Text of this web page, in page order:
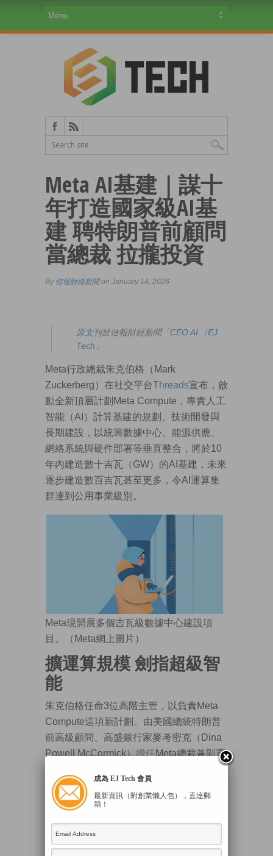
Meta AI基建｜謀十
年打造國家級AI基
建 聘特朗普前顧問
當總裁 拉攏投資
By 信報財經新聞on January 14, 2026
原文刊於信報財經新聞「CEO AI⎹ EJ
Tech 」
Meta行政總裁朱克伯格（Mark
Zuckerberg）在社交平台Threads宣布，啟
動全新頂層計劃Meta Compute，專責人工
智能（AI）計算基建的規劃、技術開發與
長期建設，以統籌數據中心、能源供應、
網絡系統與硬件部署等垂直整合，將於10
年內建造數十吉瓦（GW）的AI基建，未來
逐步建造數百吉瓦甚至更多，令AI運算集
群達到公用事業級別。
Meta現開展多個吉瓦級數據中心建設項
目。（Meta網上圖片）
擴運算規模 劍指超級智
能
朱克伯格任命3位高階主管，以負責Meta
Compute這項新計劃。由美國總統特朗普
前高級顧問、高盛銀行家麥考密克（Dina
Powell McCormick） 擔任Meta總裁兼副董
建立、部署、投資及資助Meta的基礎設
施。賈納丹（Santosh Janardhan）將領導
人員生產力，建置及營運其全球數據中心
叢集及網絡」；2025年中加入Meta超級智
成為 EJ Tech 會員
最新資訊（附創業懶人包），直達郵
箱！